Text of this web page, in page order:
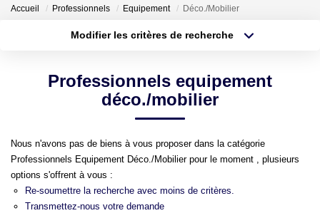
BRETAGNE
Accueil Professionnels Equipement Déco./Mobilier
Modifier les critères de recherche
Type de bien
Surface min
Créer une alerte
Professionnels equipement
déco./mobilier
Nous n'avons pas de biens à vous proposer dans la catégorie
Professionnels Equipement Déco./Mobilier pour le moment , plusieurs
options s'offrent à vous :
Re-soumettre la recherche avec moins de critères.
Transmettez-nous votre demande